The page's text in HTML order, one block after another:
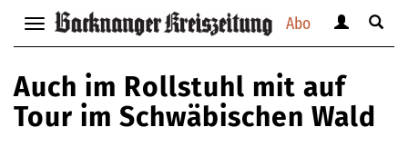
Abo
Navigation
anzeigen
verbergen
anzeigen
verbergen
Suche
Auch im Rollstuhl mit auf
Tour im Schwäbischen Wald